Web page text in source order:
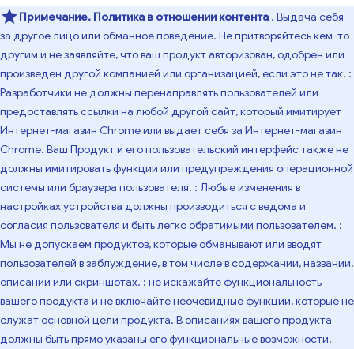
Примечание. Политика в отношении контента . Выдача себя
за другое лицо или обманное поведение. Не притворяйтесь кем-то
другим и не заявляйте, что ваш продукт авторизован, одобрен или
произведен другой компанией или организацией, если это не так. :
Разработчики не должны перенаправлять пользователей или
предоставлять ссылки на любой другой сайт, который имитирует
Интернет-магазин Chrome или выдает себя за Интернет-магазин
Chrome. Ваш Продукт и его пользовательский интерфейс также не
должны имитировать функции или предупреждения операционной
системы или браузера пользователя. : Любые изменения в
настройках устройства должны производиться с ведома и
согласия пользователя и быть легко обратимыми пользователем. :
Мы не допускаем продуктов, которые обманывают или вводят
пользователей в заблуждение, в том числе в содержании, названии,
описании или скриншотах. : не искажайте функциональность
вашего продукта и не включайте неочевидные функции, которые не
служат основной цели продукта. В описаниях вашего продукта
должны быть прямо указаны его функциональные возможности,